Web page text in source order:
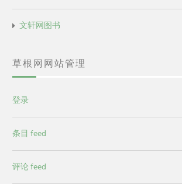
文轩网图书
草根网网站管理
登录
条目 feed
评论 feed